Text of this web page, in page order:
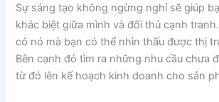
Sự sáng tạo không ngừng nghỉ sẽ giúp
khác biệt giữa mình và đối thủ cạnh
có nó mà bạn có thể nhìn thấu được thị
Bên cạnh đó tìm ra những nhu cầu chưa
từ đó lên kế hoạch kinh doanh cho sản